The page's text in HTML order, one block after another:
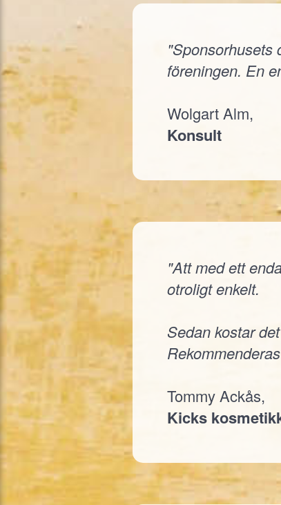
"Sponsorhusets
föreningen. En
Wolgart Alm,
Konsult
"Att med ett
otroligt enkelt.
Sedan kostar
Tommy Ackås,
Kicks